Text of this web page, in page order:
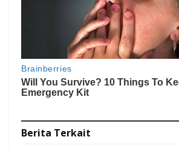
Berita Terkait